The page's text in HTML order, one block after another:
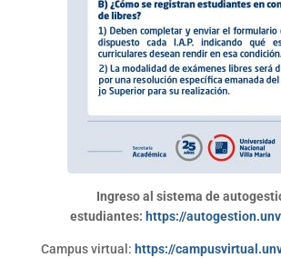
Ingreso al sistema de
estudiantes: https://
Campus virtual: https://